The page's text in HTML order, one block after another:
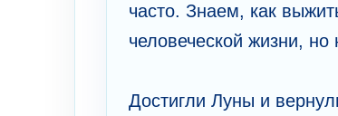
часто. Знаем, как
человеческой жизни,
Достигли Луны и